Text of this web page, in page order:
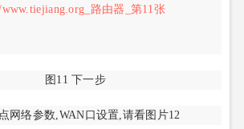
图11 下一步
网络参数,WAN口设置,请看图片12